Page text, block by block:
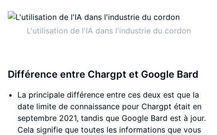
L'utilisation de l'IA dans l'industrie du cordon
Différence entre Chargpt et Google Bard
La principale différence entre ces deux est que la
date limite de connaissance pour Chargpt était en
septembre 2021, tandis que Google Bard est à jour.
Cela signifie que toutes les informations que vous